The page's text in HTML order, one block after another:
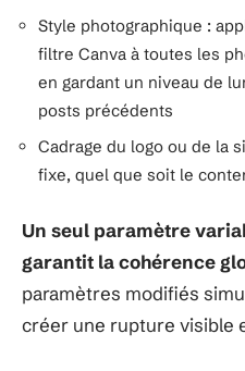
Style photographique :
filtre Canva à toutes les
en gardant un niveau de
posts précédents
Cadrage du logo ou de la
fixe, quel que soit le
Un seul paramètre
garantit la cohérence
paramètres modifiés
créer une rupture visible